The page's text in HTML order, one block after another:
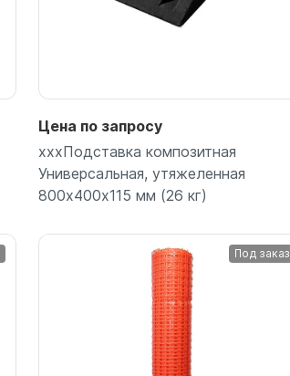
Подробнее
Цена по запросу
хххПодставка композитная
Универсальная, утяжеленная
800х400х115 мм (26 кг)
Под заказ